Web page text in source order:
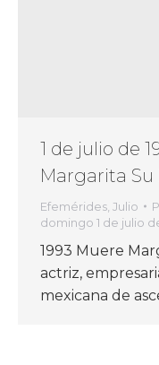
1 de julio de
Margarita Su
Efemérides Julio
domingo 1 de julio
1993 Muere
actriz,
mexicana de